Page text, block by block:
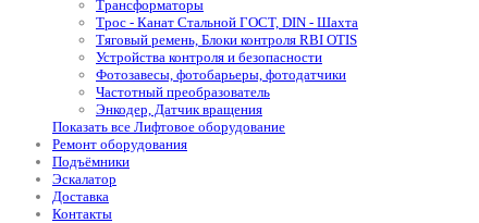
Трансформаторы
Трос - Канат Стальной ГОСТ, DIN - Шахта
Тяговый ремень, Блоки контроля RBI OTIS
Устройства контроля и безопасности
Фотозавесы, фотобарьеры, фотодатчики
Частотный преобразователь
Энкодер, Датчик вращения
Показать все Лифтовое оборудование
Ремонт оборудования
Подъёмники
Эскалатор
Доставка
Контакты